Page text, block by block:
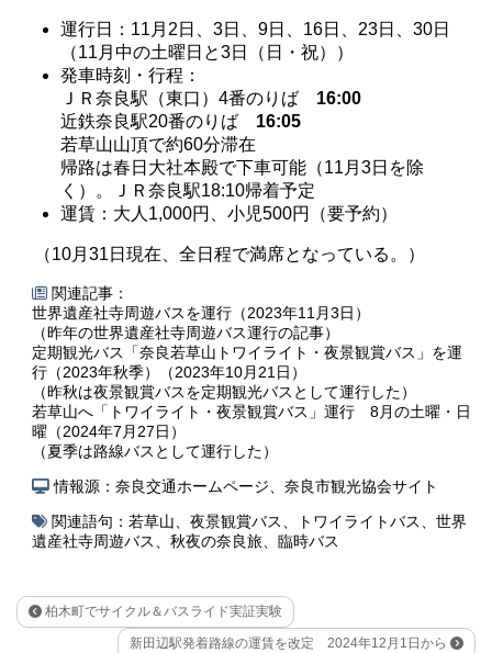
運行日：11月2日、3日、9日、16日、23日、30日
（11月中の土曜日と3日（日・祝））
発車時刻・行程：
ＪＲ奈良駅（東口）4番のりば 16:00
近鉄奈良駅20番のりば 16:05
若草山山頂で約60分滞在
帰路は春日大社本殿で下車可能（11月3日を除
く）。ＪＲ奈良駅18:10帰着予定
運賃：大人1,000円、小児500円（要予約）
（10月31日現在、全日程で満席となっている。）
関連記事：
世界遺産社寺周遊バスを運行（2023年11月3日）
（昨年の世界遺産社寺周遊バス運行の記事）
定期観光バス「奈良若草山トワイライト・夜景観賞バス」を運
行（2023年秋季）（2023年10月21日）
（昨秋は夜景観賞バスを定期観光バスとして運行した）
若草山へ「トワイライト・夜景観賞バス」運行 8月の土曜・日
曜（2024年7月27日）
（夏季は路線バスとして運行した）
情報源：奈良交通ホームページ、奈良市観光協会サイト
関連語句： 若草山、 夜景観賞バス、 トワイライトバス、 世界
遺産社寺周遊バス、 秋夜の奈良旅、 臨時バス
柏木町でサイクル＆バスライド実証実験
新田辺駅発着路線の運賃を改定 2024年12月1日から